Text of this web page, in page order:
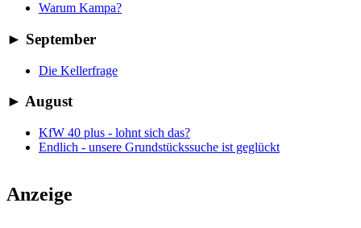
Warum Kampa?
► September
Die Kellerfrage
► August
KfW 40 plus - lohnt sich das?
Endlich - unsere Grundstückssuche ist geglückt
Anzeige